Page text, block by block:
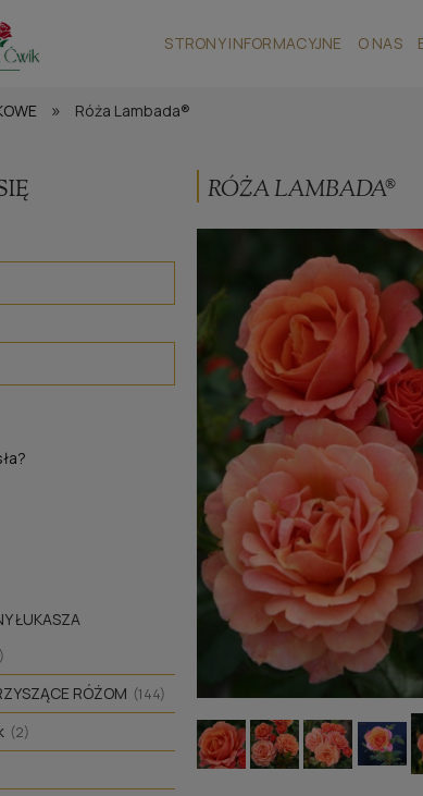
STRONY INFORMACYJNE O NAS
» Róża Lambada®
ŁUKASZA
RÓŻOM (144)
(2)
RÓŻA LAMBADA®